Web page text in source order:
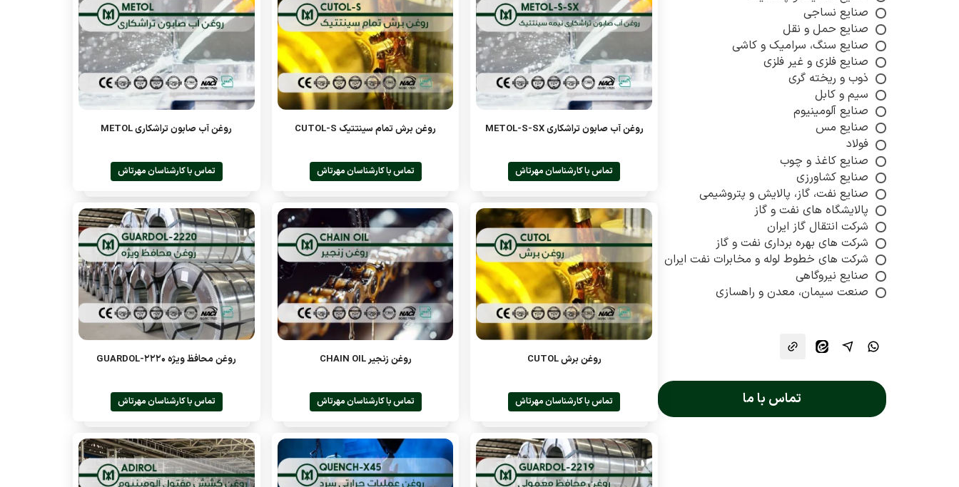
صنایع نساجی
صنایع حمل و نقل
صنایع سنگ، سرامیک و کاشی
صنایع فلزی و غیر فلزی
ذوب و ریخته گری
سیم و کابل
صنایع آلومینیوم
صنایع مس
فولاد
صنایع کاغذ و چوب
صنایع کشاورزی
صنایع نفت، گاز، پالایش و پتروشیمی
پالایشگاه های نفت و گاز
شرکت انتقال گاز ایران
شرکت های بهره برداری نفت و گاز
شرکت های خطوط لوله و مخابرات نفت ایران
صنایع نیروگاهی
صنعت سیمان، معدن و راهسازی
تماس با ما
روغن آب صابون تراشکاری METOL-S-SX
تماس با کارشناسان مهرتاش
روغن برش تمام سینتتیک CUTOL-S
تماس با کارشناسان مهرتاش
روغن آب صابون تراشکاری METOL
تماس با کارشناسان مهرتاش
روغن برش CUTOL
تماس با کارشناسان مهرتاش
روغن زنجیر CHAIN OIL
تماس با کارشناسان مهرتاش
روغن محافظ ویژه GUARDOL-2220
تماس با کارشناسان مهرتاش